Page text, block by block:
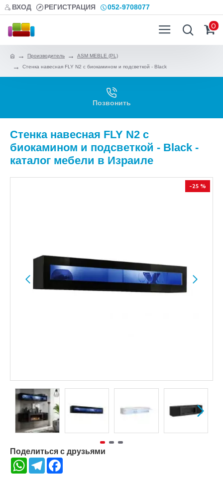
ВХОД РЕГИСТРАЦИЯ 052-9708077
0
Производитель
ASM MEBLE (PL)
Стенка навесная FLY N2 с биокамином и подсветкой - Black
Позвонить
Стенка навесная FLY N2 с
биокамином и подсветкой - Black -
каталог мебели в Израиле
-25 %
Поделиться с друзьями
WhatsAppTelegram